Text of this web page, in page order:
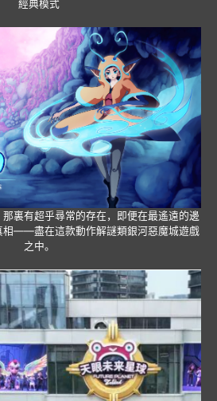
經典模式
裏有超乎尋常的存在，即便在最遙遠的邊
相——盡在這款動作解謎類銀河惡魔城遊戲
之中。